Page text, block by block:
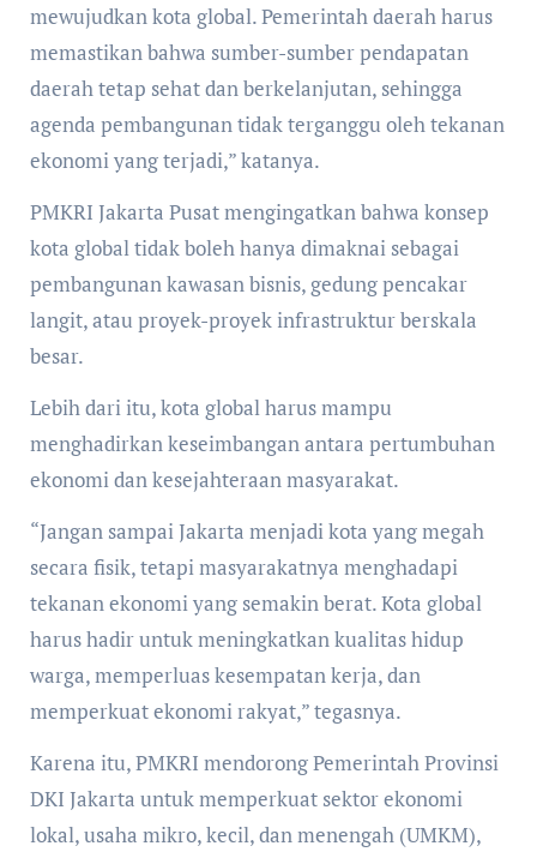
mewujudkan kota global. Pemerintah daerah harus
memastikan bahwa sumber-sumber pendapatan
daerah tetap sehat dan berkelanjutan, sehingga
agenda pembangunan tidak terganggu oleh tekanan
ekonomi yang terjadi,” katanya.
PMKRI Jakarta Pusat mengingatkan bahwa konsep
kota global tidak boleh hanya dimaknai sebagai
pembangunan kawasan bisnis, gedung pencakar
langit, atau proyek-proyek infrastruktur berskala
besar.
Lebih dari itu, kota global harus mampu
menghadirkan keseimbangan antara pertumbuhan
ekonomi dan kesejahteraan masyarakat.
“Jangan sampai Jakarta menjadi kota yang megah
secara fisik, tetapi masyarakatnya menghadapi
tekanan ekonomi yang semakin berat. Kota global
harus hadir untuk meningkatkan kualitas hidup
warga, memperluas kesempatan kerja, dan
memperkuat ekonomi rakyat,” tegasnya.
Karena itu, PMKRI mendorong Pemerintah Provinsi
DKI Jakarta untuk memperkuat sektor ekonomi
lokal, usaha mikro, kecil, dan menengah (UMKM),